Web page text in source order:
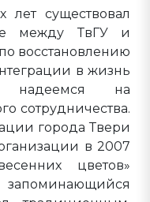
лет существовал
между ТвГУ и
по восстановлению
в жизнь
на
сотрудничества.
города Твери
в 2007
цветов»